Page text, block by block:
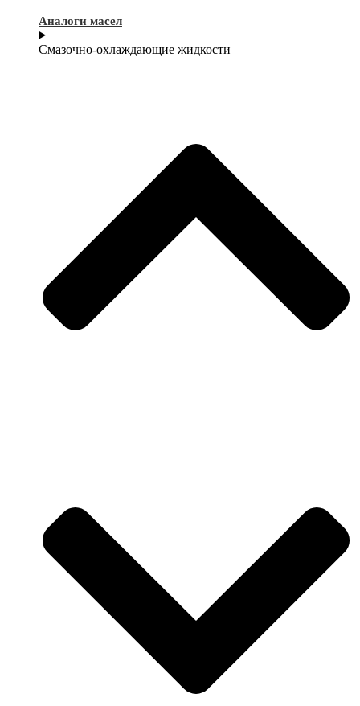
Аналоги масел
Смазочно-охлаждающие жидкости